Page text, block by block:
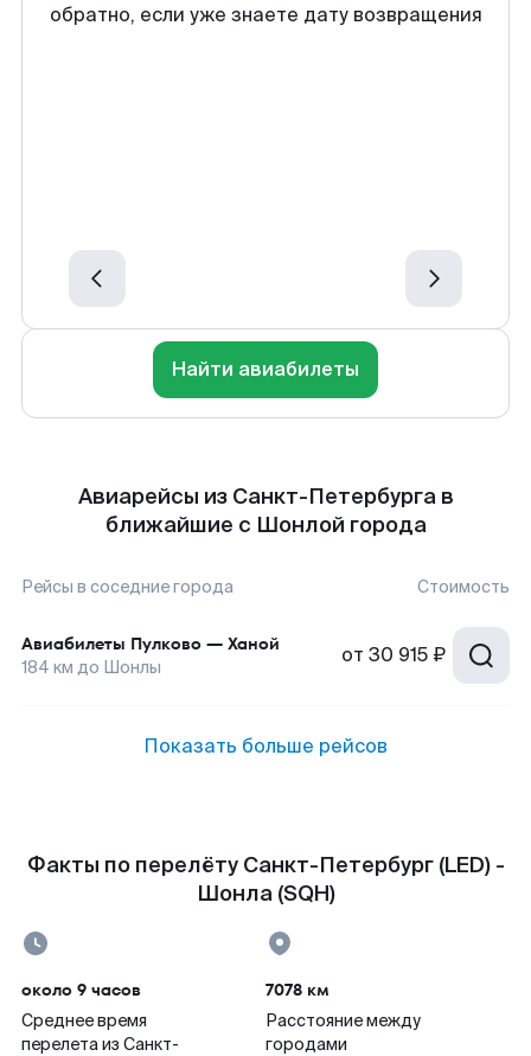
обратно, если уже знаете дату возвращения
Найти авиабилеты
Авиарейсы из Санкт-Петербурга в
ближайшие с Шонлой города
Рейсы в соседние города Стоимость
Авиабилеты Пулково — Ханой
184 км до Шонлы от 30 915 ₽
Показать больше рейсов
Факты по перелёту Санкт-Петербург (LED) -
Шонла (SQH)
около 9 часов
Среднее время
перелета из Санкт-
7078 км
Расстояние между
городами